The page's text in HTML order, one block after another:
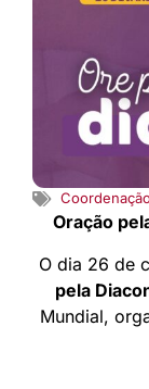
Oração
O dia 26 de
pela
Mundial,